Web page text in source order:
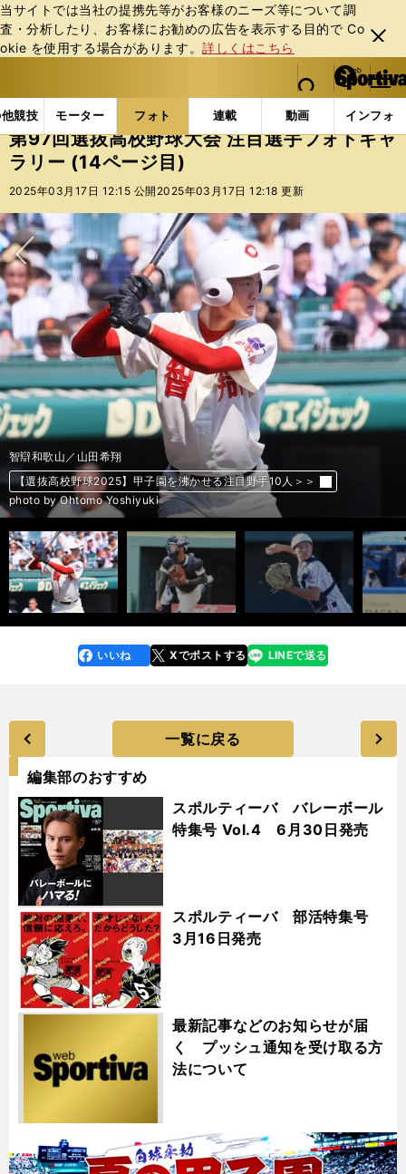
当サイトでは当社の提携先等がお客様のニーズ等について調
査・分析したり、お客様にお勧めの広告を表⽰する⽬的で Co
okie を使⽤する場合があります。詳しくはこちら
閉じ
る
web Sportiva (webスポルティーバ)
検索
マイペ
ー
ジ
メニュ
競技 モーター フォト 連載 動画 インフォ
b
ス
ポ
ル
ー
バ
フォトギャラリー コラムフォト 第97回選抜高校野
第97回選抜高校野球大会 注目選手フォトギャ
ラリー (14ページ目)
2025年03月17日 12:15 公開 2025年03月17日 12:18 更新
次へ
横浜／織田翔希
【選抜高校野球2025】絶対見逃せない好投手10人 ＞＞
photo by Ohtomo Yoshiyuki
健大高崎／石垣元気
【選抜高校野球2025】絶対見逃せない好投手10人 ＞＞
photo by Kikuchi Takahiro
東洋大姫路／阪下漣
【選抜高校野球2025】絶対見逃せない好投手10人 ＞＞
photo by Ohtomo Yoshiyuki
智辯和歌山／宮口龍斗
【選抜高校野球2025】絶対見逃せない好投手10人 ＞＞
photo by Sankei Visual
横浜／奥村頼人
【選抜高校野球2025】絶対見逃せない好投手10人 ＞＞
photo by Ohtomo Yoshiyuki
東海大札幌／矢吹太寛
【選抜高校野球2025】絶対見逃せない好投手10人 ＞＞
photo by Kikuchi Takahiro
健大高崎／下重賢慎
【選抜高校野球2025】絶対見逃せない好投手10人 ＞＞
photo by Ohtomo Yoshiyuki
早稲田実／中村心大
【選抜高校野球2025】絶対見逃せない好投手10人 ＞＞
photo by Ohtomo Yoshiyuki
日本航空石川／蜂谷逞生
【選抜高校野球2025】絶対見逃せない好投手10人 ＞＞
photo by Ohtomo Yoshiyuki
高松商／行梅直哉
【選抜高校野球2025】絶対見逃せない好投手10人 ＞＞
photo by Terashita Tomonori
天理／赤埴幸輝
【選抜高校野球2025】甲子園を沸かせる注目野手10人＞＞
photo by Kikuchi Takahiro
横浜／阿部葉太
【選抜高校野球2025】甲子園を沸かせる注目野手10人＞＞
photo by Kikuchi Takahiro
青森山田／蝦名翔人
【選抜高校野球2025】甲子園を沸かせる注目野手10人＞＞
photo by Ohtomo Yoshiyuki
智辯和歌山／山田希翔
【選抜高校野球2025】甲子園を沸かせる注目野手10人＞＞
photo by Ohtomo Yoshiyuki
市和歌山／川邉謙信
【選抜高校野球2025】甲子園を沸かせる注目野手10人＞＞
photo by Kikuchi Takahiro
健大高崎／小堀弘晴
【選抜高校野球2025】甲子園を沸かせる注目野手10人＞＞
photo by Ohtomo Yoshiyuki
敦賀気比／小林拓斗
【選抜高校野球2025】甲子園を沸かせる注目野手10人＞＞
photo by Kikuchi Takahiro
東洋大姫路／見村昊成
【選抜高校野球2025】甲子園を沸かせる注目野手10人＞＞
photo by Kikuchi Takahiro
花巻東／古城大翔
【選抜高校野球2025】甲子園を沸かせる注目野手10人＞＞
photo by Ohtomo Yoshiyuki
山梨学院／菰田陽生
【選抜高校野球2025】甲子園を沸かせる注目野手10人＞＞
photo by Kikuchi Takahiro
前へ
faceboo
k
いいね Xでポストする
line LINEで送る
一覧に戻る
編集部のおすすめ
スポルティーバ バレーボール
特集号 Vol.4 6月30日発売
スポルティーバ 部活特集号
3月16日発売
最新記事などのお知らせが届
く プッシュ通知を受け取る方
法について